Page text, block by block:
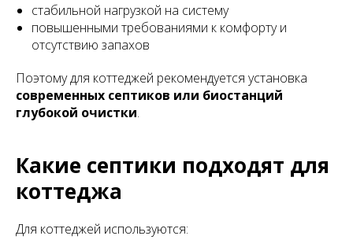
стабильной нагрузкой на систему
повышенными требованиями к комфорту и
отсутствию запахов
Поэтому для коттеджей рекомендуется установка
современных септиков или биостанций
глубокой очистки.
Какие септики подходят для
коттеджа
Для коттеджей используются: